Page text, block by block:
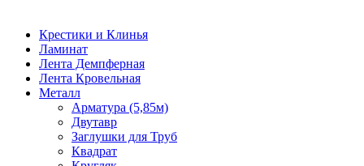
Крестики и Клинья
Ламинат
Лента Демпферная
Лента Кровельная
Металл
Арматура (5,85м)
Двутавр
Заглушки для Труб
Квадрат